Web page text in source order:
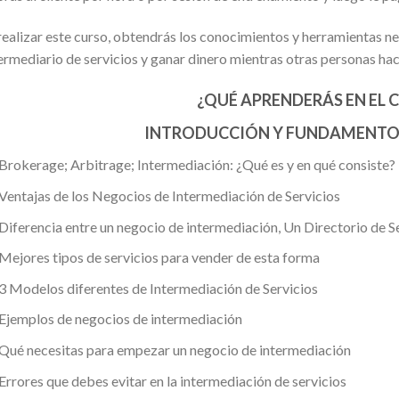
este curso, obtendrás los conocimientos y herramientas
de servicios y ganar dinero mientras otras personas
¿QUÉ APRENDERÁS EN EL
INTRODUCCIÓN Y
Arbitrage; Intermediación: ¿Qué es y en qué consiste?
de los Negocios de Intermediación de Servicios
entre un negocio de intermediación, Un Directorio de
tipos de servicios para vender de esta forma
Modelos diferentes de Intermediación de Servicios
de negocios de intermediación
necesitas para empezar un negocio de intermediación
que debes evitar en la intermediación de servicios